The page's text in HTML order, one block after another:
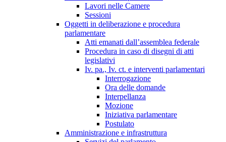
Lavori nelle Camere
Sessioni
Oggetti in deliberazione e procedura
parlamentare
Atti emanati dall’assemblea federale
Procedura in caso di disegni di atti
legislativi
Iv. pa., Iv. ct. e interventi parlamentari
Interrogazione
Ora delle domande
Interpellanza
Mozione
Iniziativa parlamentare
Postulato
Amministrazione e infrastruttura